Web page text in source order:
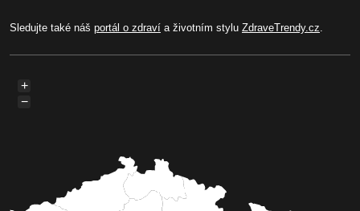
Sledujte také náš portál o zdraví a životním stylu ZdraveTrendy.cz
+
−